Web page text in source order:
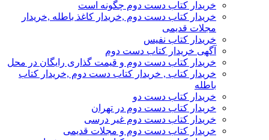
خریدار کتاب دست دوم چگونه است
خریدار کتاب دست دوم ,خریدار کاغذ باطله ,خریدار
مجلات قدیمی
خریدار کتاب نفیس
آگهی خریدار کتاب دست دوم
خریدار کتاب دست دوم و قیمت گذاری رایگان در محل
خریدار کتاب , خریدار کتاب دست دوم ,خریدار کتاب
باطله
خریدار کتاب دست دو
خریدار کتاب دست دوم در تهران
خریدار کتاب دست دوم غیر درسی
خریدار کتاب دست دوم و مجلات قدیمی